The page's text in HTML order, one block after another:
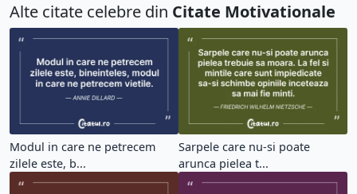
Alte citate celebre din Citate Motivationale
Modul in care ne petrecem
zilele este, b...
Sarpele care nu-si poate
arunca pielea t...